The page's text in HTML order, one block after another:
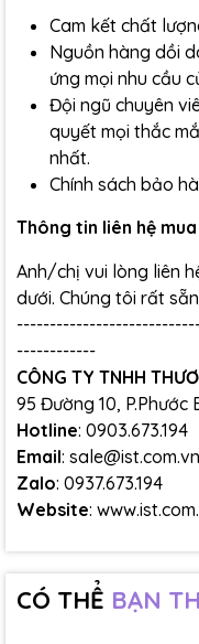
Cam kết chất
Nguồn hàng dồi
ứng mọi nhu cầu
Đội ngũ chuyên
quyết mọi thắc
nhất.
Chính sách bảo
Thông tin liên hệ
Anh/chị vui lòng liên
dưới. Chúng tôi rất
------------
CÔNG TY TNHH
95 Đường 10, P.Phước
Hotline: 0903.673.194
Email: sale@ist.com.vn
Zalo: 0937.673.194
Website:
CÓ THỂ BẠN